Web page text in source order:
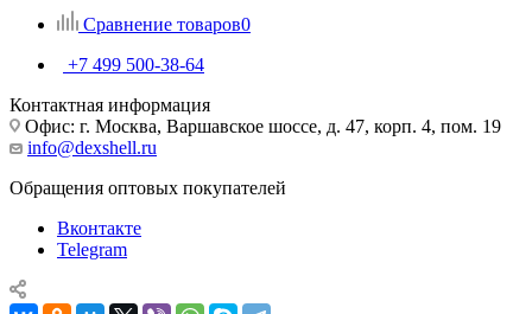
Сравнение товаров0
+7 499 500-38-64
Контактная информация
Офис: г. Москва, Варшавское шоссе, д. 47, корп. 4, пом. 19
info@dexshell.ru
Обращения оптовых покупателей
Вконтакте
Telegram